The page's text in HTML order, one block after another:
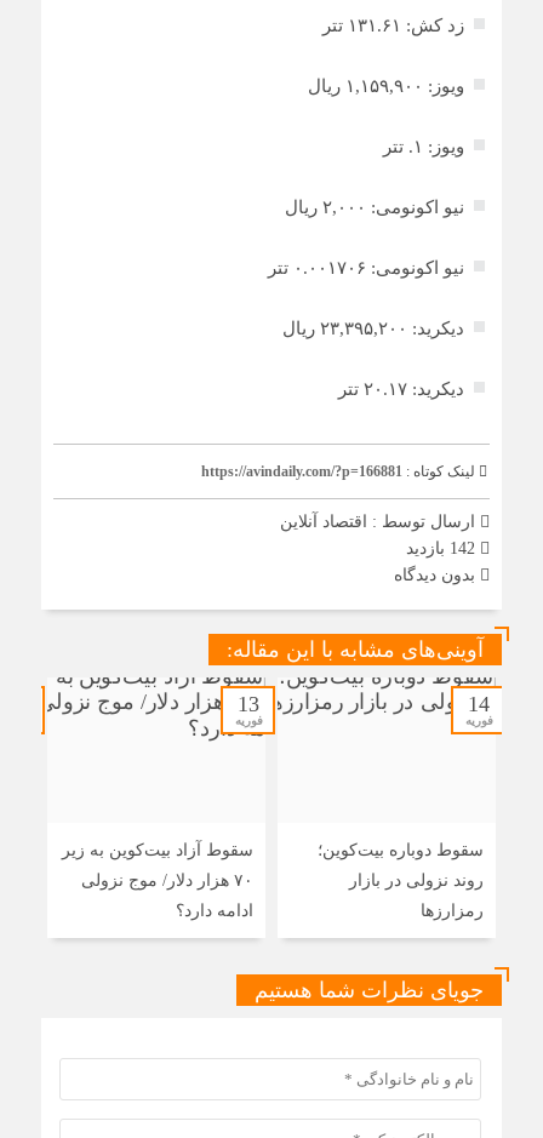
زد کش: ۱۳۱.۶۱ تتر
ویوز: ۱,۱۵۹,۹۰۰ ریال
ویوز: ۱. تتر
نیو اکونومی: ۲,۰۰۰ ریال
نیو اکونومی: ۰.۰۰۱۷۰۶ تتر
دیکرید: ۲۳,۳۹۵,۲۰۰ ریال
دیکرید: ۲۰.۱۷ تتر
لینک کوتاه : https://avindaily.com/?p=166881
ارسال توسط : اقتصاد آنلاین
بدون دیدگاه
آوینی‌های مشابه با این مقاله:
14
فوریه
سقوط دوباره بیت‌کوین؛
روند نزولی در بازار
رمزارز‌ها
13
فوریه
سقوط آزاد بیت‌کوین به زیر
۷۰ هزار دلار/ موج نزولی
ادامه دارد؟
جویای نظرات شما هستیم